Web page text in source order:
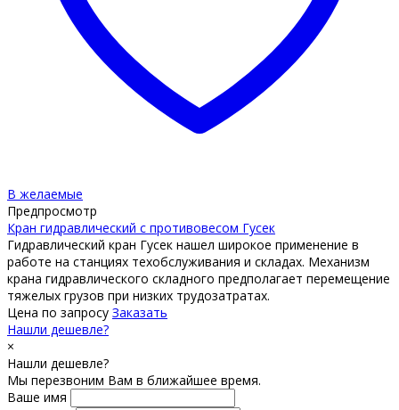
В желаемые
Предпросмотр
Кран гидравлический c противовесом Гусек
Гидравлический кран Гусек нашел широкое применение в
работе на станциях техобслуживания и складах. Механизм
крана гидравлического складного предполагает перемещение
тяжелых грузов при низких трудозатратах.
Цена по запросу Заказать
Нашли дешевле?
×
Нашли дешевле?
Мы перезвоним Вам в ближайшее время.
Ваше имя